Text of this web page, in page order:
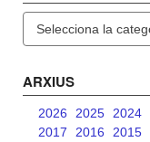
ARXIUS
2026 2025 2024
2017
2016 2015